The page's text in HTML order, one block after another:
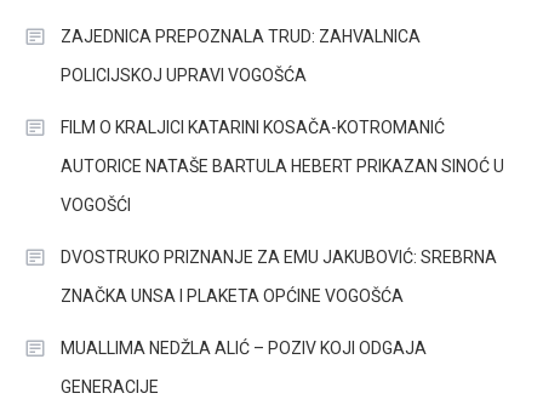
ZAJEDNICA PREPOZNALA TRUD: ZAHVALNICA
POLICIJSKOJ UPRAVI VOGOŠĆA
FILM O KRALJICI KATARINI KOSAČA-KOTROMANIĆ
AUTORICE NATAŠE BARTULA HEBERT PRIKAZAN SINOĆ U
VOGOŠĆI
DVOSTRUKO PRIZNANJE ZA EMU JAKUBOVIĆ: SREBRNA
ZNAČKA UNSA I PLAKETA OPĆINE VOGOŠĆA
MUALLIMA NEDŽLA ALIĆ – POZIV KOJI ODGAJA
GENERACIJE